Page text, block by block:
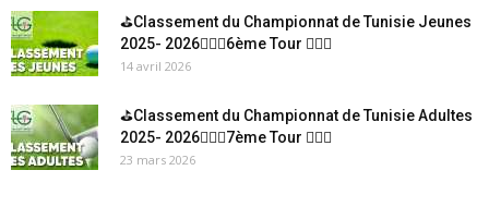
⛳Classement du Championnat de Tunisie Jeunes
2025- 2026🏌🏻‍♂️6ème Tour 🏌🏻‍♂️
14 avril 2026
⛳Classement du Championnat de Tunisie Adultes
2025- 2026🏌🏻‍♂️7ème Tour 🏌🏻‍♂️
23 mars 2026